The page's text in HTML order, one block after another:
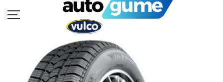
MOTO GUME